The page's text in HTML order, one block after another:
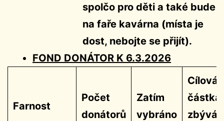
spolčo pro děti a také bude
na faře kavárna (místa je
dost, nebojte se přijít).
FOND DONÁTOR K 6.3.2026
Farnost
Počet
donátorů
Zatím
vybráno
Cílová
zbývá